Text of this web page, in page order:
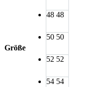
Größe
48 48
50 50
52 52
54 54